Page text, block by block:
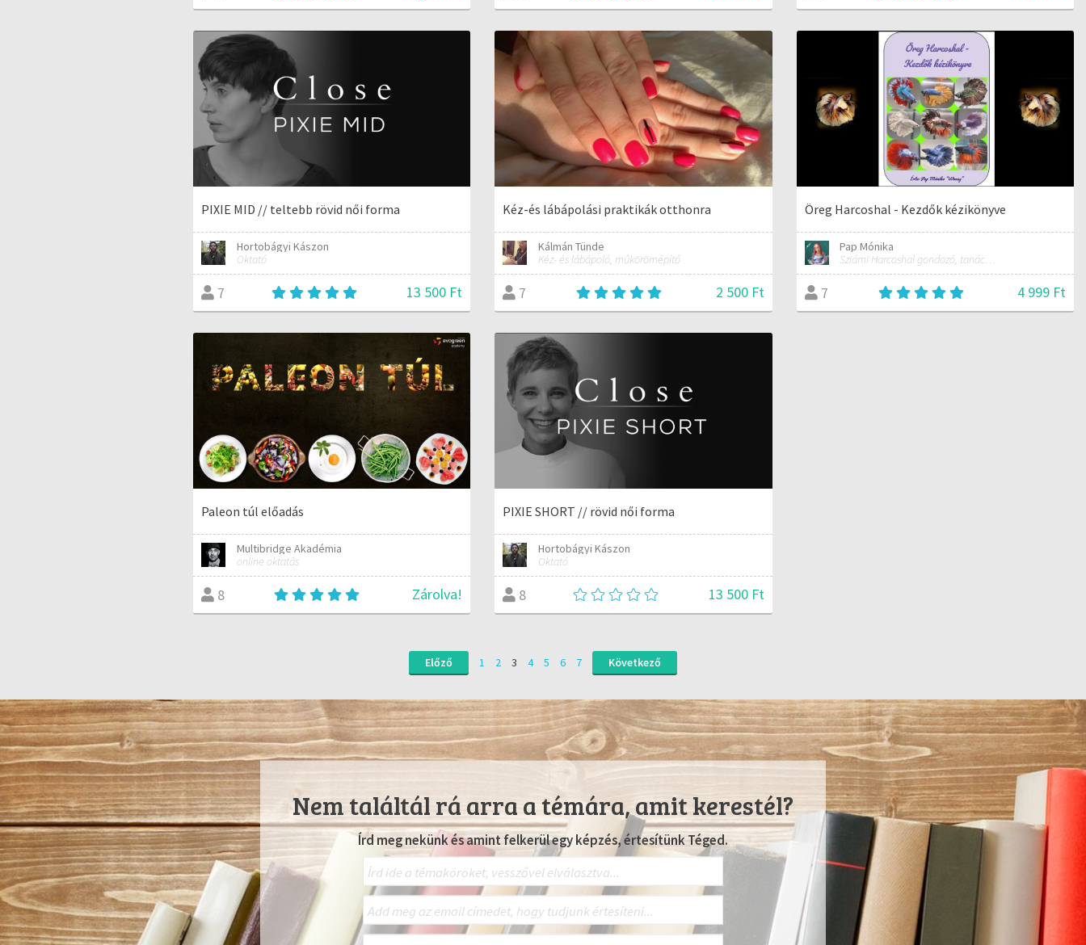
PIXIE MID // teltebb rövid női forma
Hortobágyi Kászon
Oktató
7 13 500 Ft
Kéz-és lábápolási praktikák otthonra
Kálmán Tünde
Kéz- és lábápoló, műkörömépítő
7 2 500 Ft
Öreg Harcoshal - Kezdők kézikönyve
Pap Mónika
Sziámi Harcoshal gondozó, tanácsadó, kereskedő
7 4 999 Ft
Paleon túl előadás
Multibridge Akadémia
online oktatás
8 Zárolva!
PIXIE SHORT // rövid női forma
Hortobágyi Kászon
Oktató
8 13 500 Ft
Előző 1 2 3 4 5 6 7 Következő
Nem találtál rá arra a témára, amit kerestél?
Írd meg nekünk és amint felkerül egy képzés, értesítünk Téged.